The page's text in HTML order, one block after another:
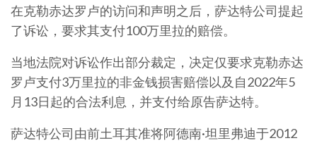
在克勒赤达罗卢的访问和声明之后，萨达特公司提起
了诉讼，要求其支付100万里拉的赔偿。
当地法院对诉讼作出部分裁定，决定仅要求克勒赤达
罗卢支付3万里拉的非金钱损害赔偿以及自2022年5
月13日起的合法利息，并支付给原告萨达特。
萨达特公司由前土耳其准将阿德南·坦里弗迪于2012